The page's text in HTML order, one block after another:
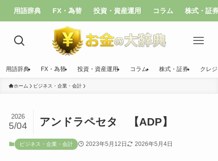
用語辞典 FX・為替 投資・資産運用 コラム 株式・証
用語辞典 FX・為替 投資・資産運用 コラム 株式・証券 クレ
ホーム ビジネス・企業・会計
アンドラペセタ 【ADP】
2026
5/04
ビジネス・企業・会計 2023年5月12日 2026年5月4日